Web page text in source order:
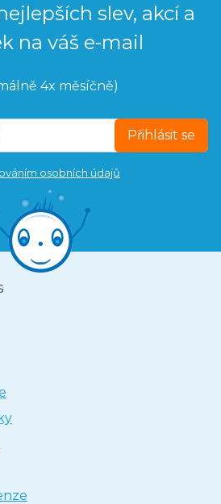
slev, akcí a
na váš e-mail
4x měsíčně)
Přihlásit se
osobních údajů